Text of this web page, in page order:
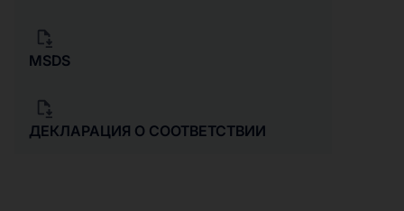
MSDS
ДЕКЛАРАЦИЯ О СООТВЕТСТВИИ